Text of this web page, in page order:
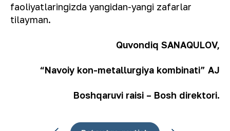
faoliyatlaringizda yangidan-yangi zafarlar
tilayman.
Quvondiq SANAQULOV,
“Navoiy kon-metallurgiya kombinati” AJ
Boshqaruvi raisi – Bosh direktori.